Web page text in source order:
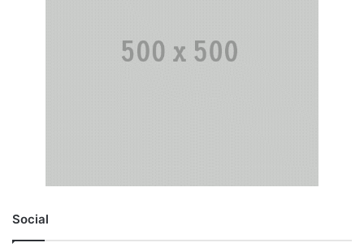
Social